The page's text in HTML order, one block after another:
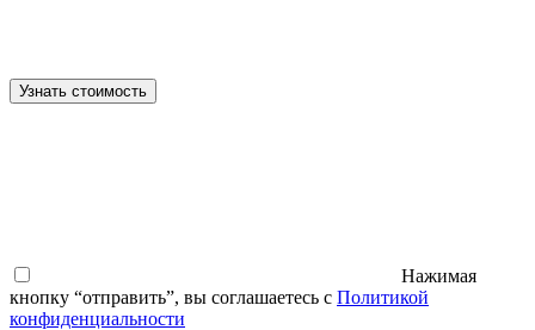
Узнать стоимость
Нажимая
кнопку “отправить”, вы соглашаетесь с Политикой
конфиденциальности